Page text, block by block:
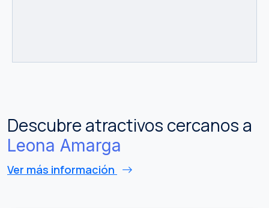
Descubre atractivos cercanos a
Leona Amarga
Ver más información